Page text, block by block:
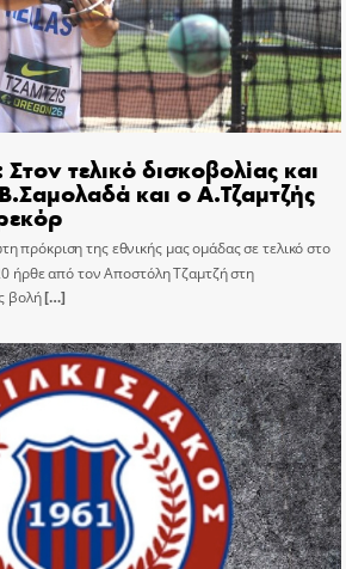
τελικό δισκοβολίας και
και ο Α.Τζαμτζής
πρόκριση της εθνικής μας ομάδας σε τελικό στο
ήρθε από τον Αποστόλη Τζαμτζή στη
βολή[…]